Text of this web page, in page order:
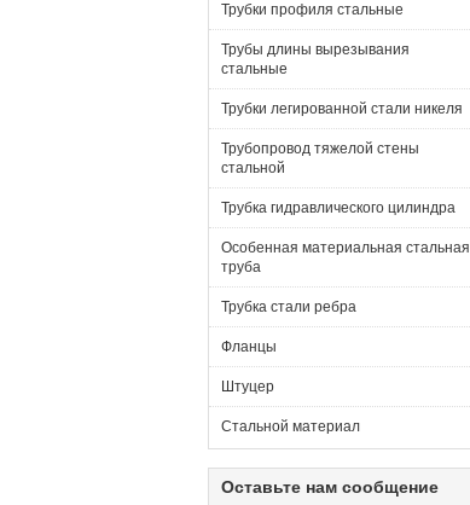
Трубки профиля стальные
Трубы длины вырезывания
стальные
Трубки легированной стали никеля
Трубопровод тяжелой стены
стальной
Трубка гидравлического цилиндра
Особенная материальная стальная
труба
Трубка стали ребра
Фланцы
Штуцер
Стальной материал
Оставьте нам сообщение